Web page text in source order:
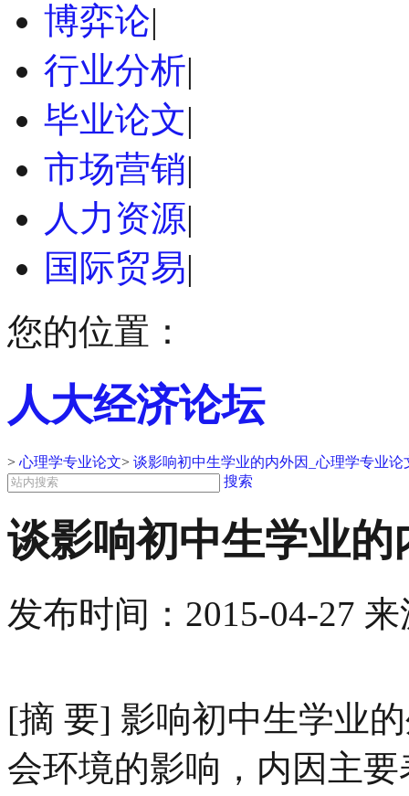
博弈论|
行业分析|
毕业论文|
市场营销|
人力资源|
国际贸易|
您的位置：
人大经济论坛
> 心理学专业论文> 谈影响初中生学业的内外因_心理学专业论
搜索
谈影响初中生学业
发布时间： 2015-04-27 来
[摘 要] 影响初中生学业
会环境的影响，内因主